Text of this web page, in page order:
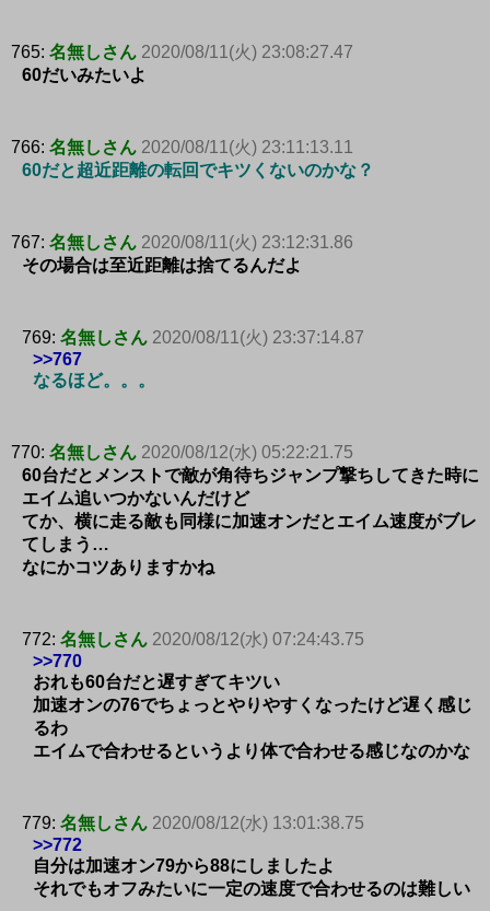
765: 名無しさん 2020/08/11(火) 23:08:27.47
60だいみたいよ
766: 名無しさん 2020/08/11(火) 23:11:13.11
60だと超近距離の転回でキツくないのかな？
767: 名無しさん 2020/08/11(火) 23:12:31.86
その場合は至近距離は捨てるんだよ
769: 名無しさん 2020/08/11(火) 23:37:14.87
>>767
なるほど。。。
770: 名無しさん 2020/08/12(水) 05:22:21.75
60台だとメンストで敵が角待ちジャンプ撃ちしてきた時に
エイム追いつかないんだけど
てか、横に走る敵も同様に加速オンだとエイム速度がブレ
てしまう…
なにかコツありますかね
772: 名無しさん 2020/08/12(水) 07:24:43.75
>>770
おれも60台だと遅すぎてキツい
加速オンの76でちょっとやりやすくなったけど遅く感じ
るわ
エイムで合わせるというより体で合わせる感じなのかな
779: 名無しさん 2020/08/12(水) 13:01:38.75
>>772
自分は加速オン79から88にしましたよ
それでもオフみたいに一定の速度で合わせるのは難しい